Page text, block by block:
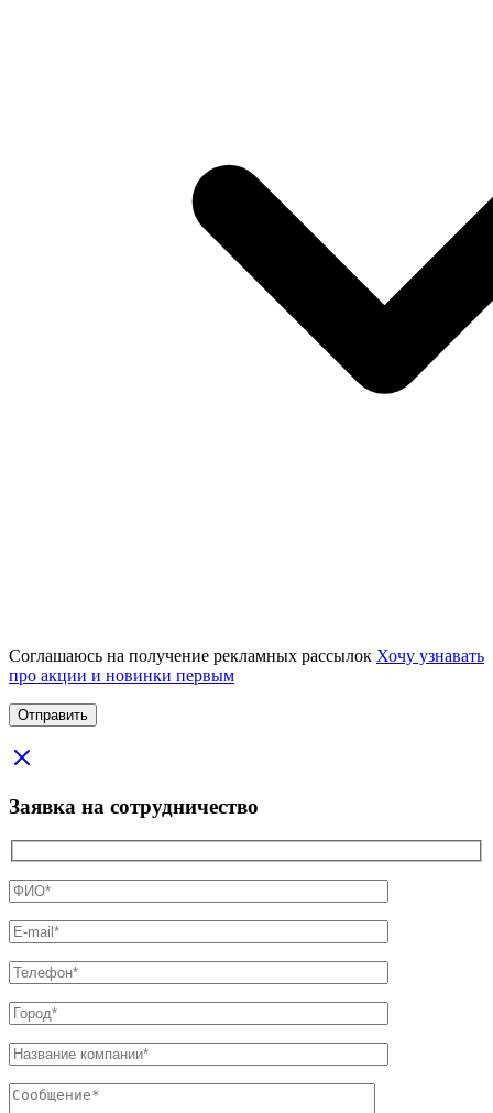
Соглашаюсь на получение рекламных рассылок Хочу узнавать
про акции и новинки первым
Заявка на сотрудничество